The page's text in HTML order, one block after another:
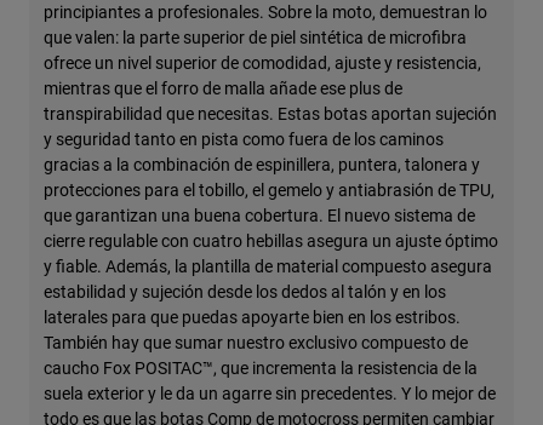
principiantes a profesionales. Sobre la moto, demuestran lo
que valen: la parte superior de piel sintética de microfibra
ofrece un nivel superior de comodidad, ajuste y resistencia,
mientras que el forro de malla añade ese plus de
transpirabilidad que necesitas. Estas botas aportan sujeción
y seguridad tanto en pista como fuera de los caminos
gracias a la combinación de espinillera, puntera, talonera y
protecciones para el tobillo, el gemelo y antiabrasión de TPU,
que garantizan una buena cobertura. El nuevo sistema de
cierre regulable con cuatro hebillas asegura un ajuste óptimo
y fiable. Además, la plantilla de material compuesto asegura
estabilidad y sujeción desde los dedos al talón y en los
laterales para que puedas apoyarte bien en los estribos.
También hay que sumar nuestro exclusivo compuesto de
caucho Fox POSITAC™, que incrementa la resistencia de la
suela exterior y le da un agarre sin precedentes. Y lo mejor de
todo es que las botas Comp de motocross permiten cambiar